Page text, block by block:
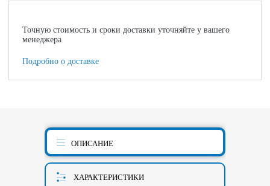
Точную стоимость и сроки доставки уточняйте у вашего
менеджера
Подробно о доставке
ОПИСАНИЕ
ХАРАКТЕРИСТИКИ